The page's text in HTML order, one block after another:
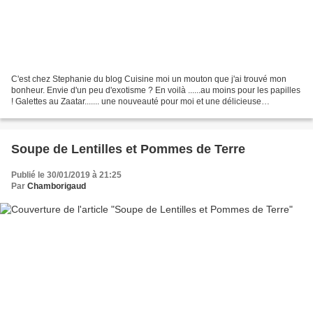
C'est chez Stephanie du blog Cuisine moi un mouton que j'ai trouvé mon
bonheur. Envie d'un peu d'exotisme ? En voilà ......au moins pour les papilles
! Galettes au Zaatar....... une nouveauté pour moi et une délicieuse
Soupe de Lentilles et Pommes de Terre
Publié le 30/01/2019 à 21:25
Par Chamborigaud